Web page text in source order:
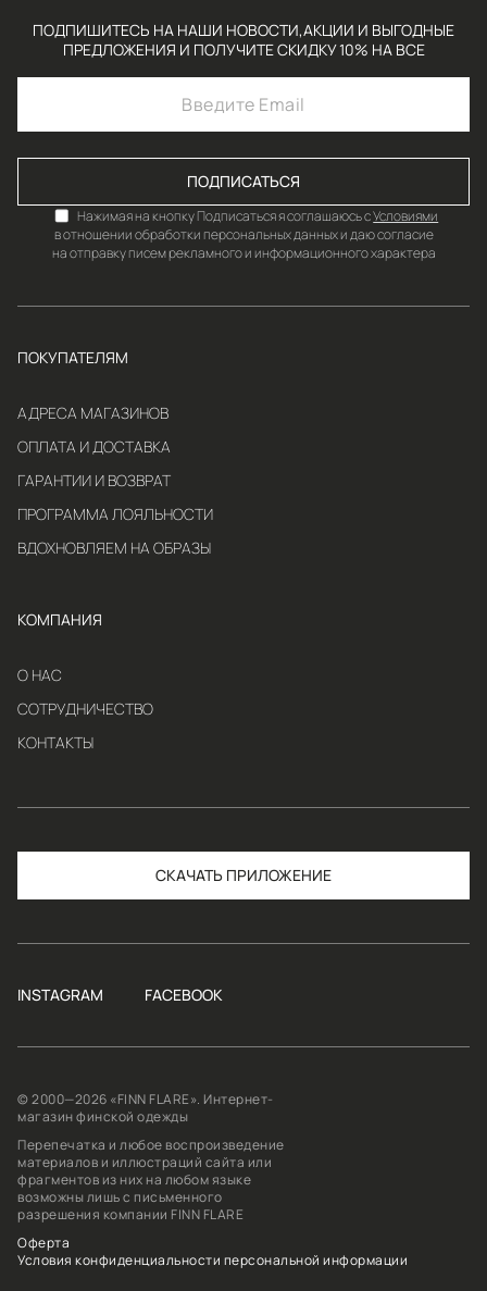
ПОДПИШИТЕСЬ НА НАШИ НОВОСТИ,АКЦИИ И ВЫГОДНЫЕ
ПРЕДЛОЖЕНИЯ И ПОЛУЧИТЕ СКИДКУ 10% НА ВСЕ
ПОДПИСАТЬСЯ
Нажимая на кнопку Подписаться я соглашаюсь сУсловиями
в отношении обработки персональных данных и даю согласие
на отправку писем рекламного и информационного характера
ПОКУПАТЕЛЯМ
АДРЕСА МАГАЗИНОВ
ОПЛАТА И ДОСТАВКА
ГАРАНТИИ И ВОЗВРАТ
ПРОГРАММА ЛОЯЛЬНОСТИ
ВДОХНОВЛЯЕМ НА ОБРАЗЫ
КОМПАНИЯ
О НАС
СОТРУДНИЧЕСТВО
КОНТАКТЫ
СКАЧАТЬ
INSTAGRAM FACEBOOK
© 2000—2026 «FINN FLARE». Интернет-
магазин финской одежды
Перепечатка и любое воспроизведение
материалов и иллюстраций сайта или
фрагментов из них на любом языке
возможны лишь с письменного
разрешения компании FINN FLARE
Оферта
Условия конфиденциальности персональной информации